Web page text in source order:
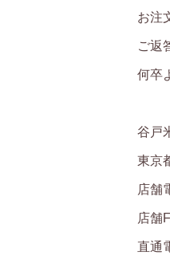
お注
ご返
何卒
谷戸
東京
店舗
店舗
直通